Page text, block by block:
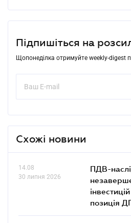
Підпишіться на
Щопонеділка отримуйте weekly-digest
Схожі новини
14.08
30 липня 2026
ПДВ-
позиція